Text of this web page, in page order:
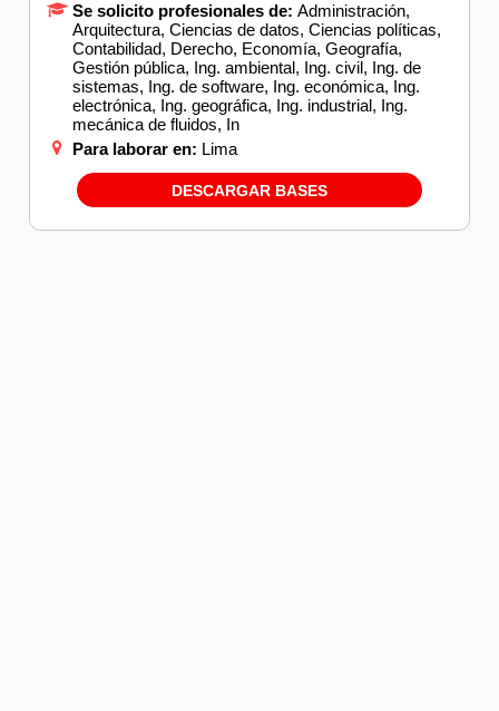
Se solicito profesionales de: Administración,
Arquitectura, Ciencias de datos, Ciencias políticas,
Contabilidad, Derecho, Economía, Geografía,
Gestión pública, Ing. ambiental, Ing. civil, Ing. de
sistemas, Ing. de software, Ing. económica, Ing.
electrónica, Ing. geográfica, Ing. industrial, Ing.
mecánica de fluidos, In
Para laborar en: Lima
DESCARGAR BASES